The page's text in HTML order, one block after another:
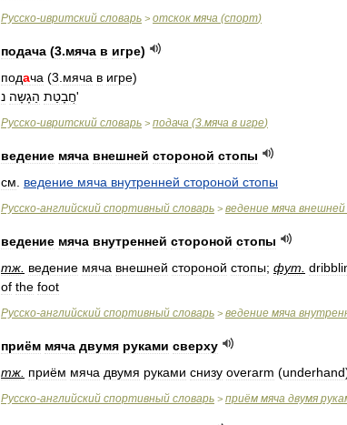
Русско-ивритский словарь > отскок мяча (спорт)
подача (3.мяча в игре)
подача (3 мяча в игре)
חֲבָטַת הַגָשָה נ '
Русско-ивритский словарь > подача (3.мяча в игре)
ведение мяча внешней стороной стопы
см
ведение мяча внутренней стороной стопы
Русско-английский спортивный словарь > ведение мяча внешней
ведение мяча внутренней стороной стопы
тж ведение мяча внешней стороной стопы; фут
of the foot
Русско-английский спортивный словарь > ведение мяча
приём мяча двумя руками сверху
тж приём мяча двумя руками снизу overarm (underhand
Русско-английский спортивный словарь > приём мяча двумя